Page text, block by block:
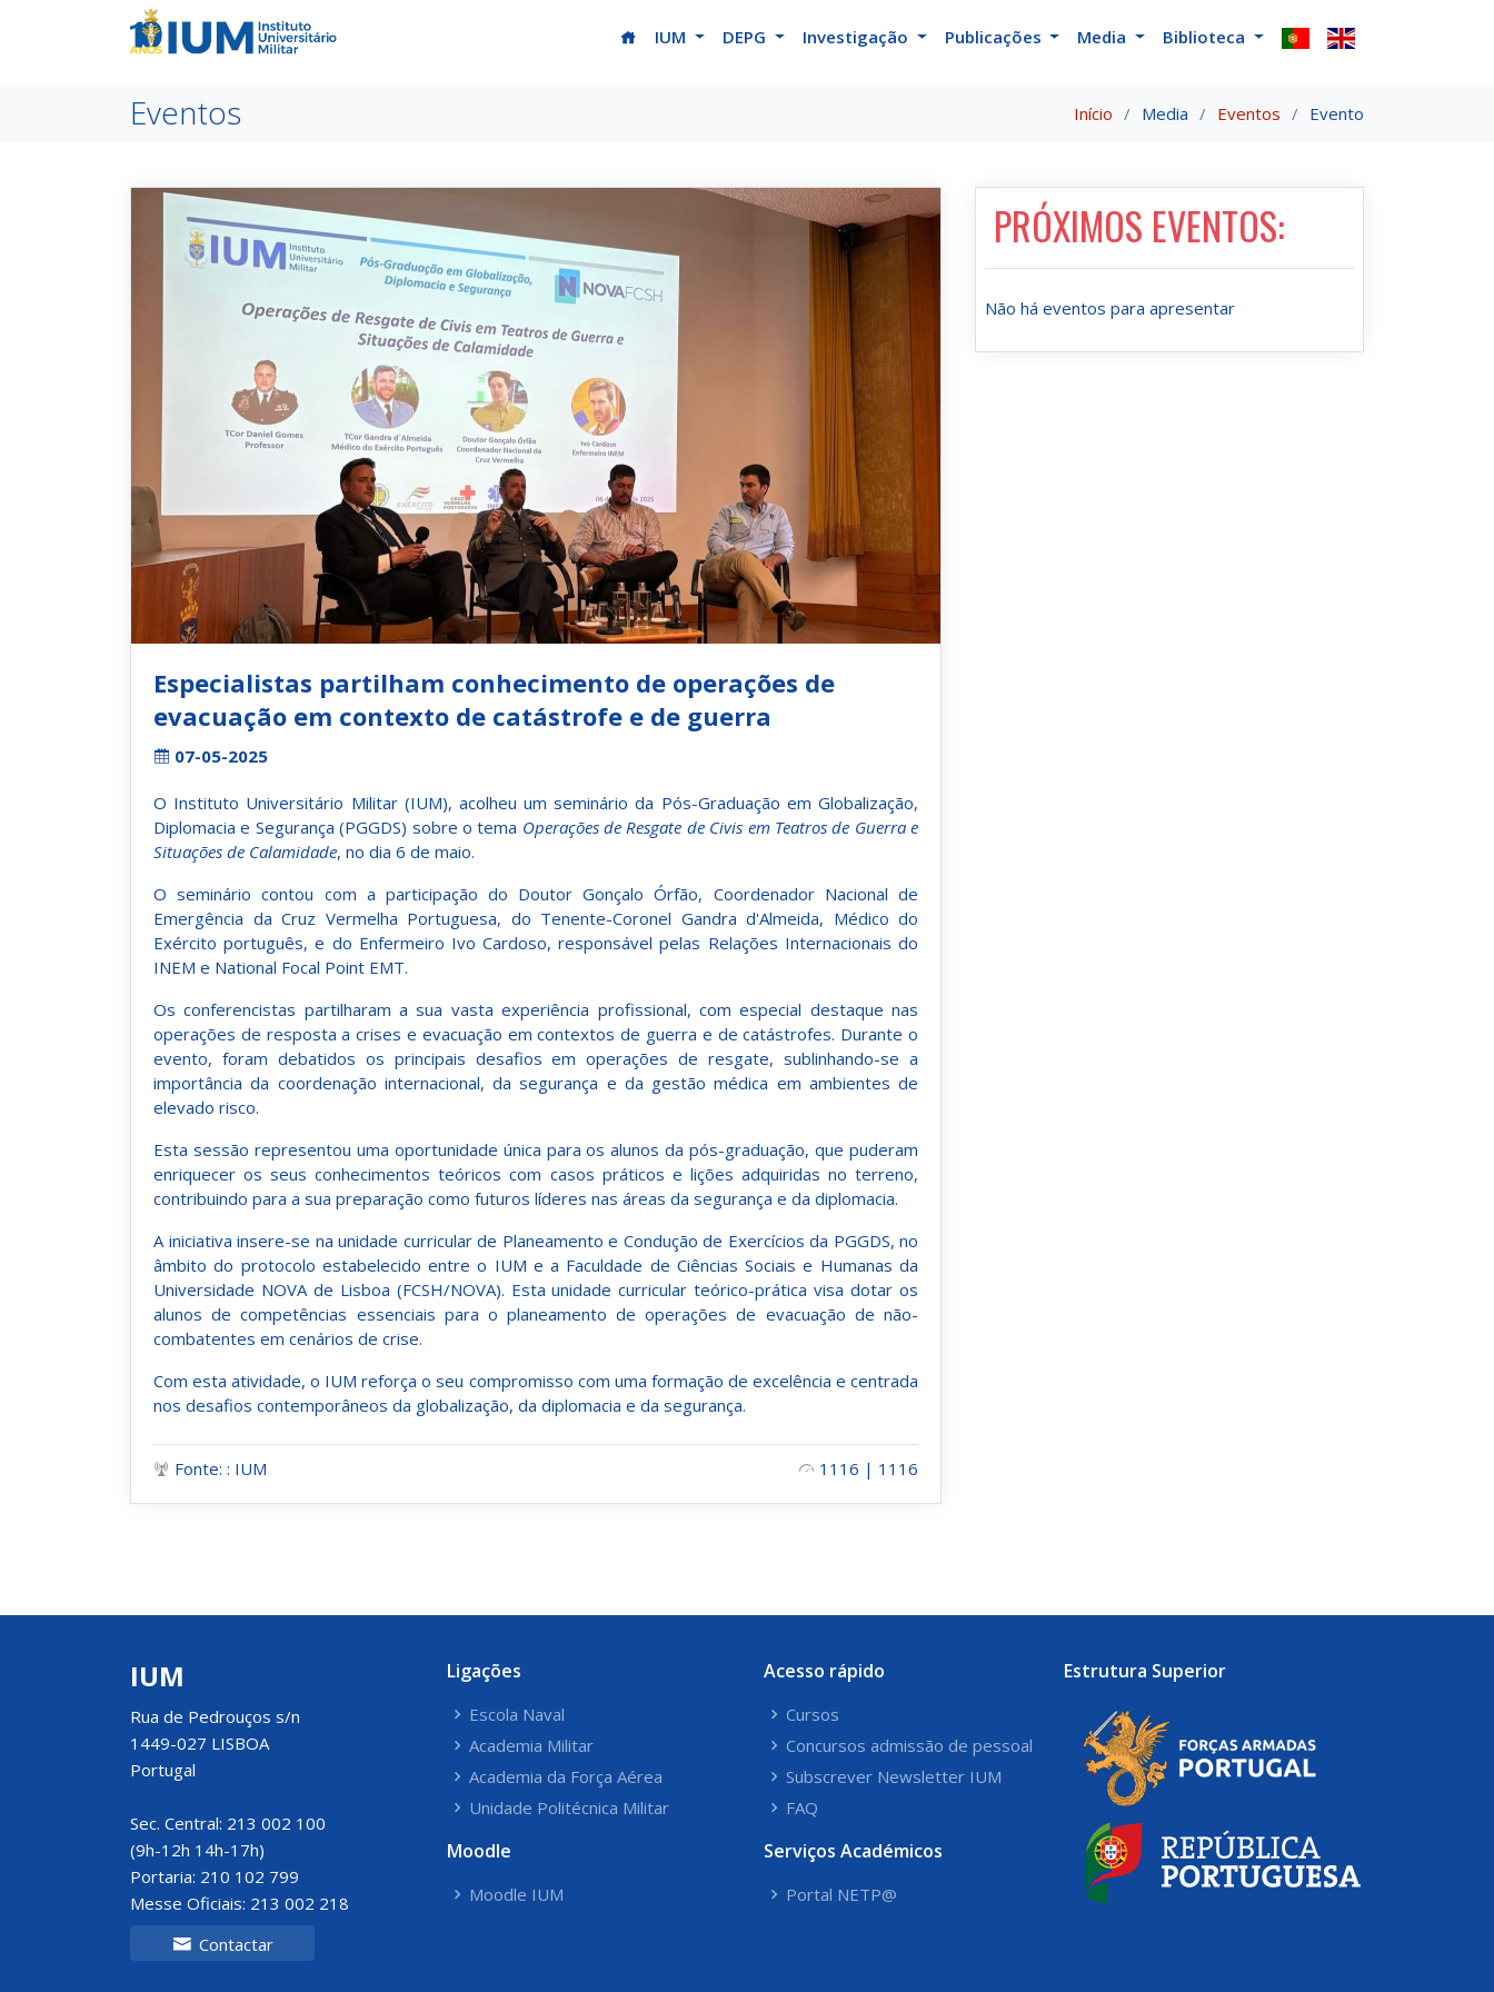
(current)
IUM DEPG Investigação Publicações Media Biblioteca
Eventos Início Media Eventos Evento
Especialistas partilham conhecimento de operações de
evacuação em contexto de catástrofe e de guerra
07-05-2025
O Instituto Universitário Militar (IUM), acolheu um seminário da Pós-Graduação em Globalização,
Diplomacia e Segurança (PGGDS) sobre o tema Operações de Resgate de Civis em Teatros de Guerra e
Situações de Calamidade, no dia 6 de maio.
O seminário contou com a participação do Doutor Gonçalo Órfão, Coordenador Nacional de
Emergência da Cruz Vermelha Portuguesa, do Tenente-Coronel Gandra d'Almeida, Médico do
Exército português, e do Enfermeiro Ivo Cardoso, responsável pelas Relações Internacionais do
INEM e National Focal Point EMT.
Os conferencistas partilharam a sua vasta experiência profissional, com especial destaque nas
operações de resposta a crises e evacuação em contextos de guerra e de catástrofes. Durante o
evento, foram debatidos os principais desafios em operações de resgate, sublinhando-se a
importância da coordenação internacional, da segurança e da gestão médica em ambientes de
elevado risco.
Esta sessão representou uma oportunidade única para os alunos da pós-graduação, que puderam
enriquecer os seus conhecimentos teóricos com casos práticos e lições adquiridas no terreno,
contribuindo para a sua preparação como futuros líderes nas áreas da segurança e da diplomacia.
A iniciativa insere-se na unidade curricular de Planeamento e Condução de Exercícios da PGGDS, no
âmbito do protocolo estabelecido entre o IUM e a Faculdade de Ciências Sociais e Humanas da
Universidade NOVA de Lisboa (FCSH/NOVA). Esta unidade curricular teórico-prática visa dotar os
alunos de competências essenciais para o planeamento de operações de evacuação de não-
combatentes em cenários de crise.
Com esta atividade, o IUM reforça o seu compromisso com uma formação de excelência e centrada
nos desafios contemporâneos da globalização, da diplomacia e da segurança.
Fonte: : IUM 1116 | 1116
PRÓXIMOS EVENTOS:
Não há eventos para apresentar
IUM
Rua de Pedrouços s/n
1449-027 LISBOA
Portugal
Sec. Central: 213 002 100
(9h-12h 14h-17h)
Portaria: 210 102 799
Messe Oficiais: 213 002 218
Contactar
Ligações
Escola Naval
Academia Militar
Academia da Força Aérea
Unidade Politécnica Militar
Moodle
Moodle IUM
Acesso rápido
Cursos
Concursos admissão de pessoal
Subscrever Newsletter IUM
FAQ
Serviços Académicos
Portal NETP@
Estrutura Superior